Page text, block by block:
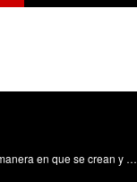
La inteligencia artificial (IA) ha revolucionado la manera en que se crean y difunden las imágenes. Sin embargo, junto con la creación masiva de imágenes, también se difunden los sesgos y prejuicios con los que las máquinas han sido entrenadas.